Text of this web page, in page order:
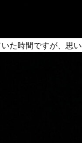
た時間ですが、思